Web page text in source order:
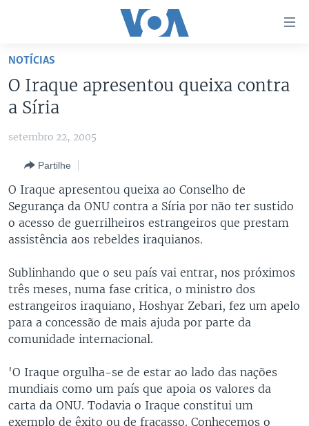
Acesso
para
artigo
principal
para
Pesquisa
ANGOLA
GUINÉ-BISSAU
ÁFRICA E MUNDO
BRASIL
DOSSIERS ESPECIAIS
DESPORTO
AFRICA AGORA
VÍDEOS
VOA60 ÁFRICA
VOA 60 CLIMA
VOA60 MUNDO
PASSADEIRA VERMELHA
ÁUDIO
ENTRETENIMENTO
SIGA-NOS
Línguas
NOTÍCIAS
O Iraque apresentou queixa contra
a Síria
setembro 22, 2005
Partilhe
O Iraque apresentou queixa ao Conselho de
Segurança da ONU contra a Síria por não ter sustido
o acesso de guerrilheiros estrangeiros que prestam
assistência aos rebeldes iraquianos.
Sublinhando que o seu país vai entrar, nos próximos
três meses, numa fase critica, o ministro dos
estrangeiros iraquiano, Hoshyar Zebari, fez um apelo
para a concessão de mais ajuda por parte da
comunidade internacional.
'O Iraque orgulha-se de estar ao lado das nações
mundiais como um país que apoia os valores da
carta da ONU. Todavia o Iraque constitui um
exemplo de êxito ou de fracasso. Conhecemos o